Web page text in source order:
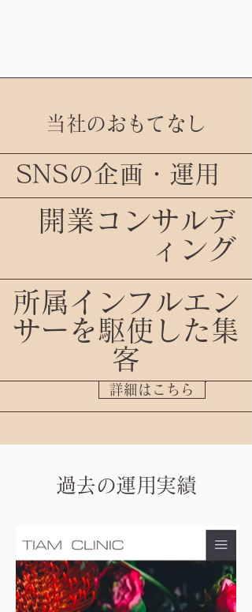
当社のおもてなし
SNSの企画・運用
開業コンサルデ
ィング
所属インフルエン
サーを駆使した集
客
詳細はこちら
過去の運用実績